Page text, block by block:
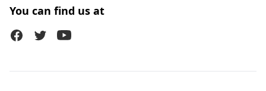
You can find us at
FacebookTwitter (X)Youtube